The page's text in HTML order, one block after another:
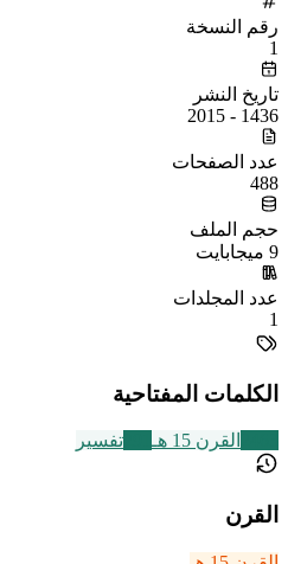
رقم النسخة
1
تاريخ النشر
1436 - 2015
عدد الصفحات
488
حجم الملف
9 ميجابايت
عدد المجلدات
1
الكلمات المفتاحية
القرن 15 هـ تفسير
القرن